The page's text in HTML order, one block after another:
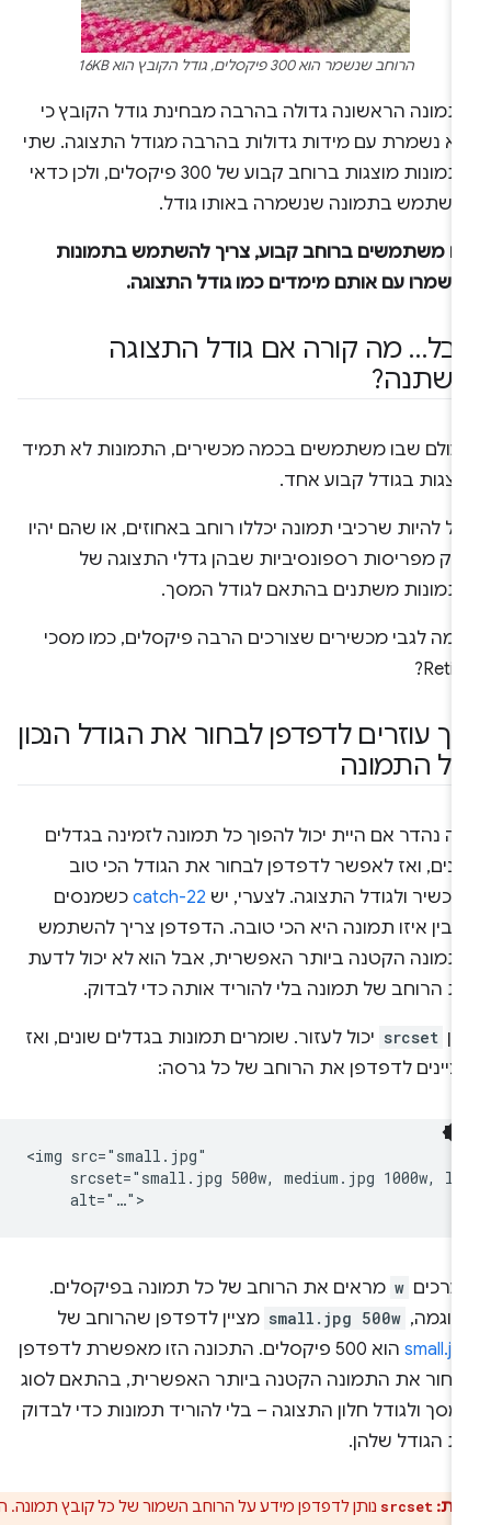
הרוחב שנשמר הוא 300 פיקסלים, גודל הקובץ הוא 16KB
הראשונה גדולה בהרבה מבחינת גודל הקובץ כי
נשמרת עם מידות גדולות בהרבה מגודל התצוגה. שתי
התמונות מוצגות ברוחב קבוע של 300 פיקסלים, ולכן כדאי
בתמונה שנשמרה באותו גודל.
משתמשים ברוחב קבוע, צריך להשתמש בתמונות
עם אותם מימדים כמו גודל התצוגה.
מה קורה אם גודל התצוגה
שבו משתמשים בכמה מכשירים, התמונות לא תמיד
בגודל קבוע אחד.
להיות שרכיבי תמונה יכללו רוחב באחוזים, או שהם יהיו
מפריסות רספונסיביות שבהן גדלי התצוגה של
משתנים בהתאם לגודל המסך.
לגבי מכשירים שצורכים הרבה פיקסלים, כמו מסכי
עוזרים לדפדפן לבחור את הגודל הנכון
התמונה
נהדר אם היית יכול להפוך כל תמונה לזמינה בגדלים
ואז לאפשר לדפדפן לבחור את הגודל הכי טוב
ולגודל התצוגה. לצערי, יש catch-22כשמנסים
איזו תמונה היא הכי טובה. הדפדפן צריך להשתמש
הקטנה ביותר האפשרית, אבל הוא לא יכול לדעת
הרוחב של תמונה בלי להוריד אותה כדי לבדוק.
srcset יכול לעזור. שומרים תמונות בגדלים שונים, ואז
לדפדפן את הרוחב של כל גרסה:
<img src="small.jpg"
srcset="small.jpg 500w, medium.jpg 1000w,
w מראים את הרוחב של כל תמונה בפיקסלים.
small.jpg 500w מציין לדפדפן שהרוחב של
הוא 500 פיקסלים. התכונה הזו מאפשרת לדפדפן
את התמונה הקטנה ביותר האפשרית, בהתאם לסוג
ולגודל חלון התצוגה – בלי להוריד תמונות כדי לבדוק
הגודל שלהן.
srcsetנותן לדפדפן מידע על הרוחב השמור של כל קובץ תמונה. התג